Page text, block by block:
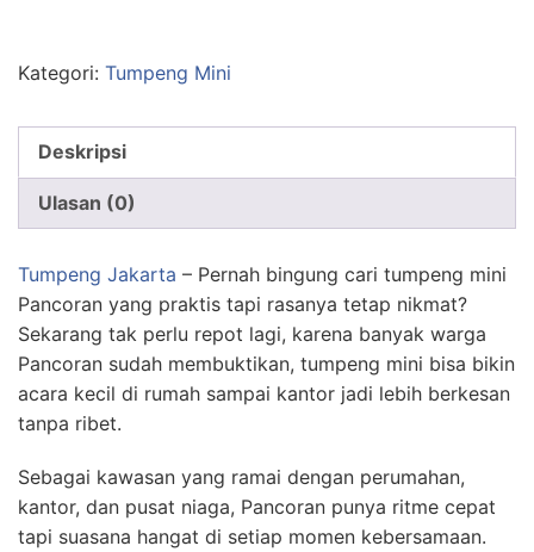
Kategori: Tumpeng Mini
Deskripsi
Ulasan (0)
Tumpeng Jakarta – Pernah bingung cari tumpeng mini
Pancoran yang praktis tapi rasanya tetap nikmat?
Sekarang tak perlu repot lagi, karena banyak warga
Pancoran sudah membuktikan, tumpeng mini bisa bikin
acara kecil di rumah sampai kantor jadi lebih berkesan
tanpa ribet.
Sebagai kawasan yang ramai dengan perumahan,
kantor, dan pusat niaga, Pancoran punya ritme cepat
tapi suasana hangat di setiap momen kebersamaan.